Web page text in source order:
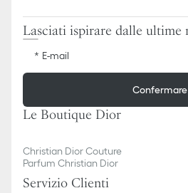
Lasciati ispirare dalle ultime
E-mail
Confermare
Le Boutique Dior
Christian Dior Couture
Parfum Christian Dior
Servizio Clienti